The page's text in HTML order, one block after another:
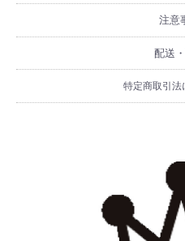
注意
配送
特定商取引法